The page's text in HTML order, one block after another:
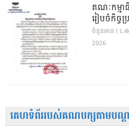
គណៈកម្មា
រៀបចំកិច្ច
ចំនួនអាន (
2026
គេហទំព័ររបស់គណបក្សតាមបណ្តា